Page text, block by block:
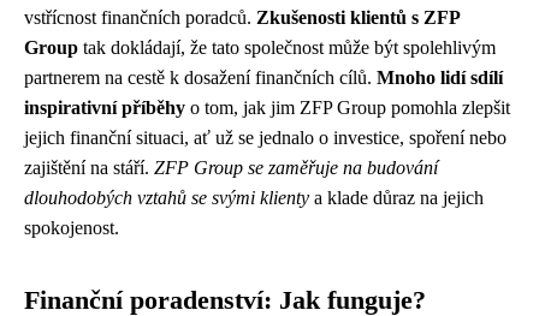
vstřícnost finančních poradců. Zkušenosti klientů s ZFP
Group tak dokládají, že tato společnost může být spolehlivým
partnerem na cestě k dosažení finančních cílů. Mnoho lidí sdílí
inspirativní příběhy o tom, jak jim ZFP Group pomohla zlepšit
jejich finanční situaci, ať už se jednalo o investice, spoření nebo
zajištění na stáří. ZFP Group se zaměřuje na budování
dlouhodobých vztahů se svými klienty a klade důraz na jejich
spokojenost.
Finanční poradenství: Jak funguje?